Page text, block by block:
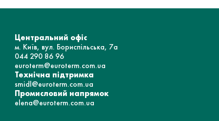
Центральний офіс
м. Київ, вул. Бориспільська, 7а
044 290 86 96
euroterm@euroterm.com.ua
Технічна підтримка
smidl@euroterm.com.ua
Промисловий напрямок
elena@euroterm.com.ua